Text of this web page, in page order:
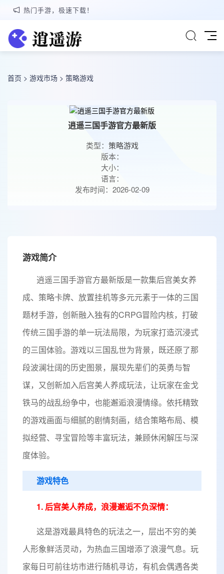
热门手游，极速下载！
首页 > 游戏市场 > 策略游戏
逍遥三国手游官方最新版
类型： 策略游戏
版本：
大小：
语言：
发布时间：2026-02-09
游戏简介
逍遥三国手游官方最新版是一款集后宫美女养
成、策略卡牌、放置挂机等多元元素于一体的三国
题材手游，创新融入独有的CRPG冒险内核，打破
传统三国手游的单一玩法局限，为玩家打造沉浸式
的三国体验。游戏以三国乱世为背景，既还原了那
段波澜壮阔的历史图景，展现先辈们的英勇与智
谋，又创新加入后宫美人养成玩法，让玩家在金戈
铁马的战乱纷争中，也能邂逅浪漫情缘。依托精致
的游戏画面与细腻的剧情刻画，结合策略布局、模
拟经营、寻宝冒险等丰富玩法，兼顾休闲解压与深
度体验。
游戏特色
1. 后宫美人养成，浪漫邂逅不负深情：
这是游戏最具特色的玩法之一，层出不穷的美
人形象鲜活灵动，为热血三国增添了浪漫气息。玩
家每日可前往坊市进行随机寻访，有机会偶遇各类